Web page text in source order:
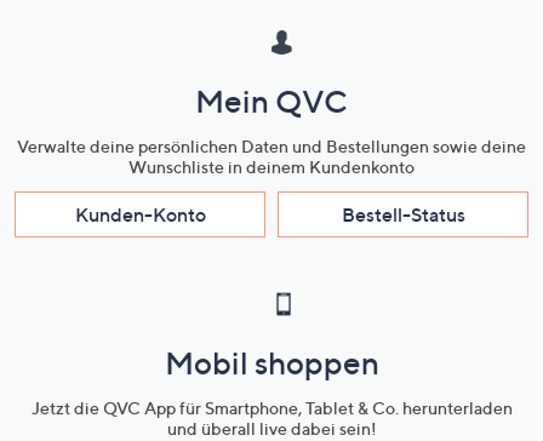
Mein QVC
Verwalte deine persönlichen Daten und Bestellungen sowie deine
Wunschliste in deinem Kundenkonto
Kunden-Konto Bestell-Status
Mobil shoppen
Jetzt die QVC App für Smartphone, Tablet & Co. herunterladen
und überall live dabei sein!